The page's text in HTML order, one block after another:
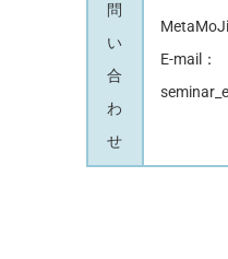
問
い
合
わ
せ
E-mail：